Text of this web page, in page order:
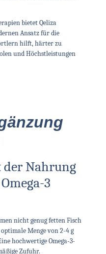
bietet Qeliza
Ansatz für die
hilft, härter zu
und Höchstleistungen
der Nahrung
3
nicht genug fetten Fisch
Menge von 2-4 g
hochwertige Omega-3-
Zufuhr.